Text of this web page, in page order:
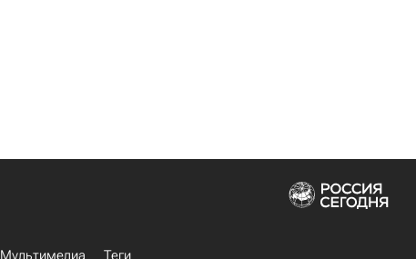
Мультимедиа Теги